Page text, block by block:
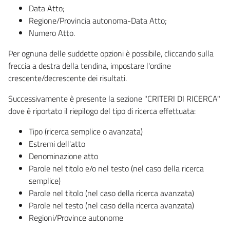
Data Atto;
Regione/Provincia autonoma-Data Atto;
Numero Atto.
Per ognuna delle suddette opzioni è possibile, cliccando sulla
freccia a destra della tendina, impostare l'ordine
crescente/decrescente dei risultati.
Successivamente è presente la sezione "CRITERI DI RICERCA"
dove è riportato il riepilogo del tipo di ricerca effettuata:
Tipo (ricerca semplice o avanzata)
Estremi dell'atto
Denominazione atto
Parole nel titolo e/o nel testo (nel caso della ricerca
semplice)
Parole nel titolo (nel caso della ricerca avanzata)
Parole nel testo (nel caso della ricerca avanzata)
Regioni/Province autonome